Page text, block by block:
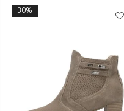
30%